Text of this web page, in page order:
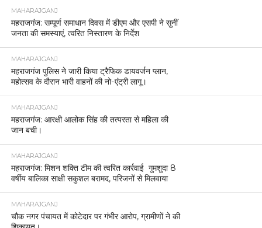
MAHARAJGANJ
महराजगंज: सम्पूर्ण समाधान दिवस में डीएम और एसपी ने सुनीं
जनता की समस्याएं, त्वरित निस्तारण के निर्देश
MAHARAJGANJ
महराजगंज पुलिस ने जारी किया ट्रैफिक डायवर्जन प्लान,
महोत्सव के दौरान भारी वाहनों की नो-एंट्री लागू।
MAHARAJGANJ
महराजगंज: आरक्षी आलोक सिंह की तत्परता से महिला की
जान बची।
MAHARAJGANJ
महराजगंज: मिशन शक्ति टीम की त्वरित कार्रवाई गुमशुदा 8
वर्षीय बालिका साक्षी सकुशल बरामद, परिजनों से मिलवाया
MAHARAJGANJ
चौक नगर पंचायत में कोटेदार पर गंभीर आरोप, ग्रामीणों ने की